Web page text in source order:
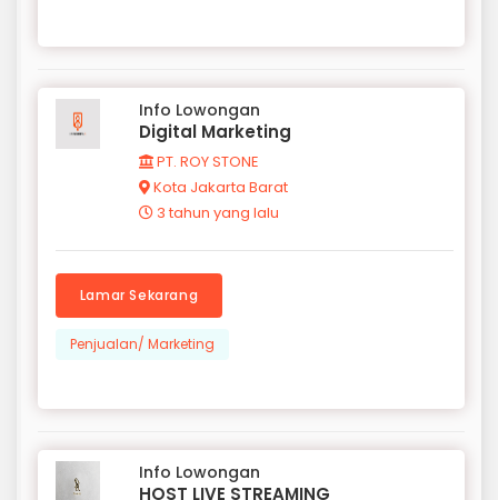
Info Lowongan
Digital Marketing
PT. ROY STONE
Kota Jakarta Barat
3 tahun yang lalu
Lamar Sekarang
Penjualan/ Marketing
Info Lowongan
HOST LIVE STREAMING